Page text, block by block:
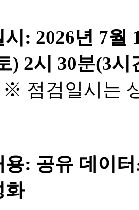
시: 2026년 7월
) 2시 30분(3시
시는 상황
용: 공유 데이
화